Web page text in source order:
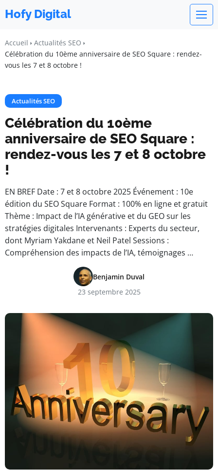
Hofy Digital
Accueil
Actualités SEO
Célébration du 10ème anniversaire de SEO Square : rendez-
vous les 7 et 8 octobre !
Actualités SEO
Célébration du 10ème
anniversaire de SEO Square :
rendez-vous les 7 et 8 octobre
!
EN BREF Date : 7 et 8 octobre 2025 Événement : 10e
édition du SEO Square Format : 100% en ligne et gratuit
Thème : Impact de l’IA générative et du GEO sur les
stratégies digitales Intervenants : Experts du secteur,
dont Myriam Yakdane et Neil Patel Sessions :
Compréhension des impacts de l’IA, témoignages …
Benjamin Duval
23 septembre 2025